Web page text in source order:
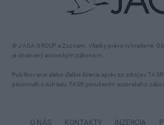
© JAGA GROUP a Zoznam. Všetky práva vyhradené.
je chránený autorským zákonom.
Publikovanie alebo ďalšie šírenie správ zo zdrojov
písomného súhlasu TASR porušením autorského
O NÁS KONTAKTY INZERCIA